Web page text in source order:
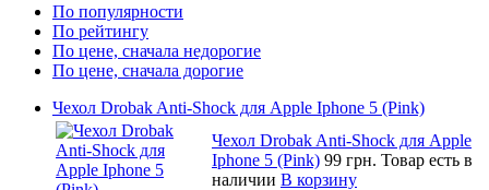
По популярности
По рейтингу
По цене, сначала недорогие
По цене, сначала дорогие
Чехол Drobak Anti-Shock для Apple Iphone 5 (Pink)
Чехол Drobak Anti-Shock для Apple
Iphone 5 (Pink) 99 грн. Товар есть в
наличии В корзину